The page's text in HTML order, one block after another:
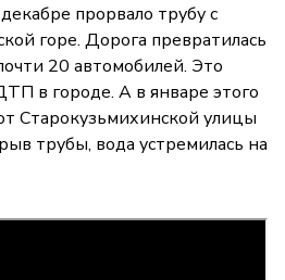
прорвало трубу с
горе. Дорога превратилась
20 автомобилей. Это
в городе. А в январе этого
Старокузьмихинской улицы
трубы, вода устремилась на